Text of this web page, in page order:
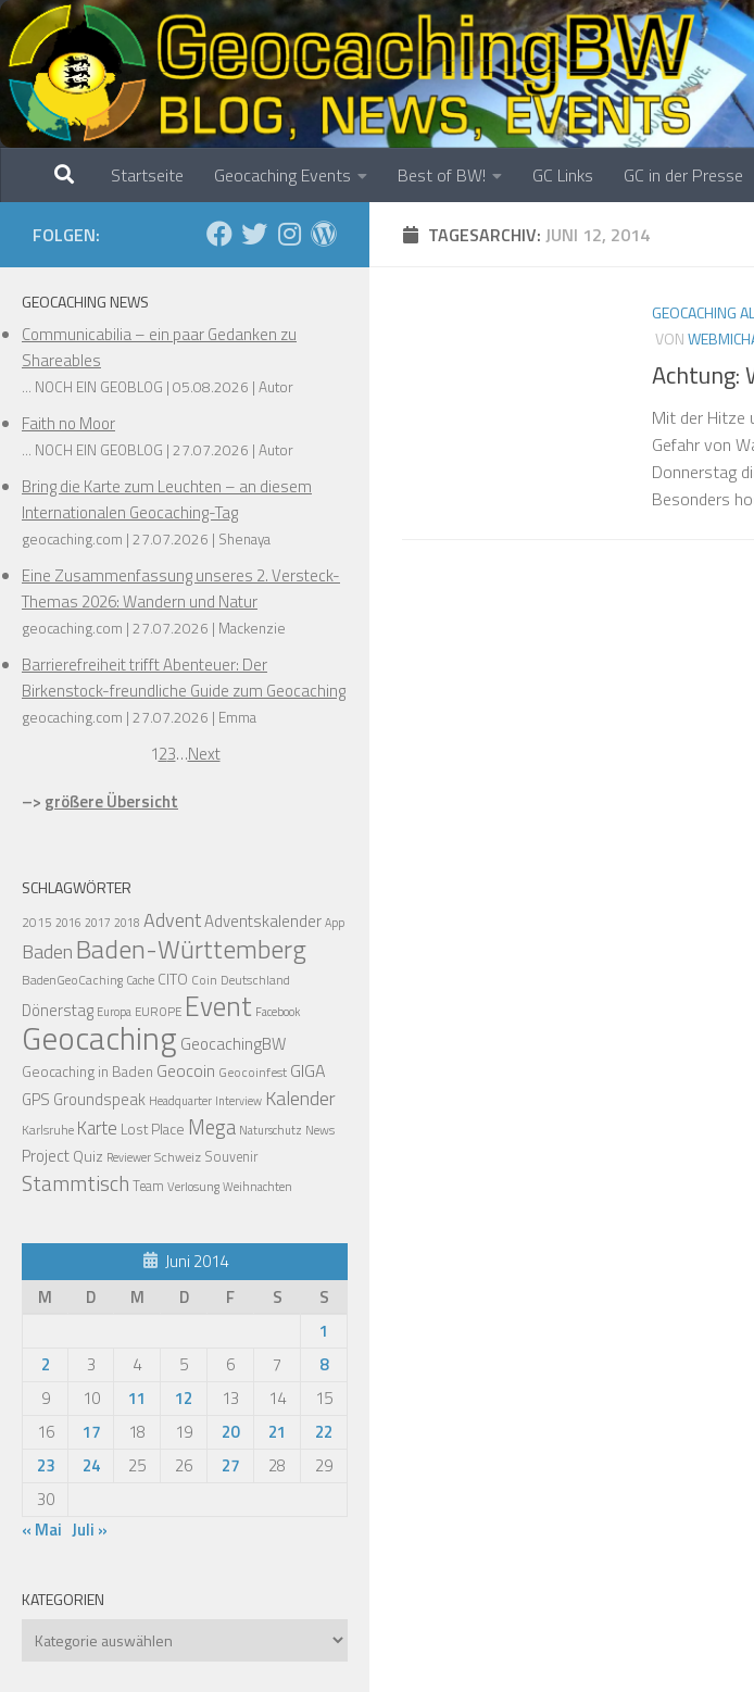
Zum Inhalt springen
Startseite Geocaching Events Best of BW! GC Links GC in der Presse
TAGESARCHIV: JUNI 12, 2014
GEOCACHING
VON
Achtung:
Mit der Hitze
Gefahr von
Donnerstag
Besonders
FOLGEN:
GEOCACHING NEWS
Communicabilia – ein paar Gedanken zu
Shareables
... NOCH EIN GEOBLOG 05.08.2026 Autor
Faith no Moor
... NOCH EIN GEOBLOG 27.07.2026 Autor
Bring die Karte zum Leuchten – an diesem
Internationalen Geocaching-Tag
geocaching.com 27.07.2026 Shenaya
Eine Zusammenfassung unseres 2. Versteck-
Themas 2026: Wandern und Natur
geocaching.com 27.07.2026 Mackenzie
Barrierefreiheit trifft Abenteuer: Der
Birkenstock-freundliche Guide zum Geocaching
geocaching.com 27.07.2026 Emma
123…Next
–> größere Übersicht
SCHLAGWÖRTER
2015 2016 2017 2018 AdventAdventskalenderApp
BadenBaden-Württemberg
BadenGeoCaching Cache CITO Coin Deutschland
Dönerstag Europa EUROPE Event Facebook
Geocaching GeocachingBW
Geocaching in Baden Geocoin Geocoinfest GIGA
GPS Groundspeak Headquarter Interview Kalender
Karlsruhe Karte Lost Place Mega Naturschutz News
ProjectQuiz ReviewerSchweiz Souvenir
Stammtisch Team VerlosungWeihnachten
Juni 2014
M
D M D F S
S
1
2
3 4 5 6 7
8
9
10 11 12 13 14
15
16
17 18 19 20 21
22
23
24 25 26 27 28
29
30
« Mai Juli »
KATEGORIEN
Kategorien